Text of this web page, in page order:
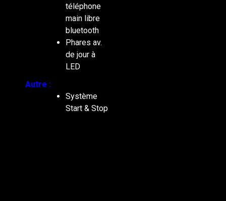
téléphone
main libre
bluetooth
Phares av.
de jour à
LED
Autre :
Système
Start & Stop